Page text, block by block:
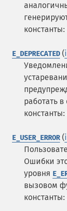
константы:
E_DEPRECATED (
работать
константы:
E_USER_ERROR(
Ошибки
уровня
вызовом
константы: